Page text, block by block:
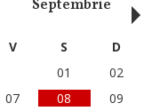
Septembrie
V S
D
01
02
07 08
09